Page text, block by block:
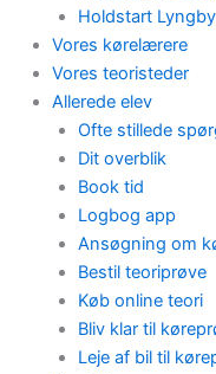
Holdstart Lyngby
Vores kørelærere
Vores teoristeder
Allerede elev
Ofte stillede
Dit overblik
Book tid
Logbog app
Ansøgning om
Bestil teoriprøve
Køb online teori
Bliv klar til
Leje af bil til